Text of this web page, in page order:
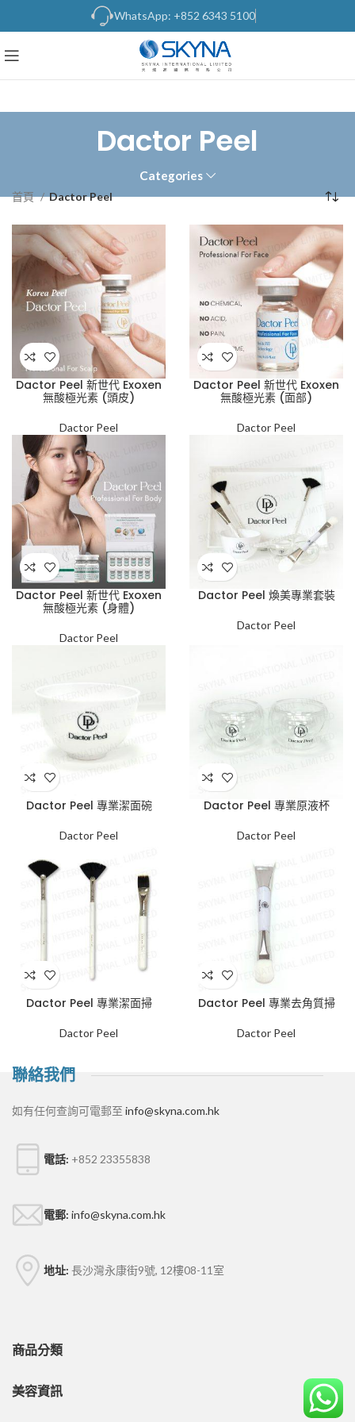
WhatsApp: +852 6343 5100
Dactor Peel
Categories
首頁 Dactor Peel
Dactor Peel 新世代 Exoxen
無酸極光素 (頭皮)
Dactor Peel
Dactor Peel 新世代 Exoxen
無酸極光素 (面部)
Dactor Peel
Dactor Peel 新世代 Exoxen
無酸極光素 (身體)
Dactor Peel
Dactor Peel 煥美專業套裝
Dactor Peel
Dactor Peel 專業潔面碗
Dactor Peel
Dactor Peel 專業原液杯
Dactor Peel
Dactor Peel 專業潔面掃
Dactor Peel
Dactor Peel 專業去角質掃
Dactor Peel
聯絡我們
如有任何查詢可電郵至 info@skyna.com.hk
電話: +852 23355838
電郵: info@skyna.com.hk
地址: 長沙灣永康街9號, 12樓08-11室
商品分類
美容資訊